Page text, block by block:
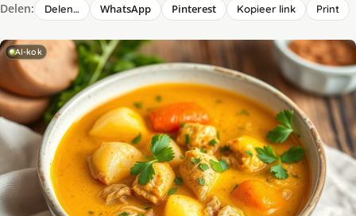
Delen: Delen… WhatsApp Pinterest Kopieer link Print
AI-kok